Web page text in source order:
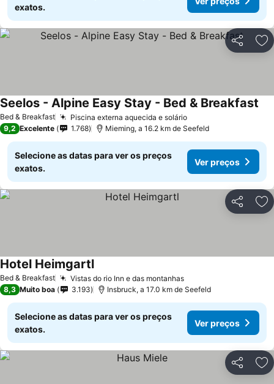
exatos.
Partilhar
Bed & Breakfast Piscina externa aquecida e solário
Seelos - Alpine Easy Stay - Bed & Breakfast
9,2 Excelente 1.768 Mieming, a 16.2 km de Seefeld
Selecione as datas para ver os preços
exatos.
Ver preços
Partilhar
Bed & Breakfast Vistas do rio Inn e das montanhas
Hotel Heimgartl
8,3 Muito boa 3.193 Insbruck, a 17.0 km de Seefeld
Selecione as datas para ver os preços
exatos.
Ver preços
Partilhar